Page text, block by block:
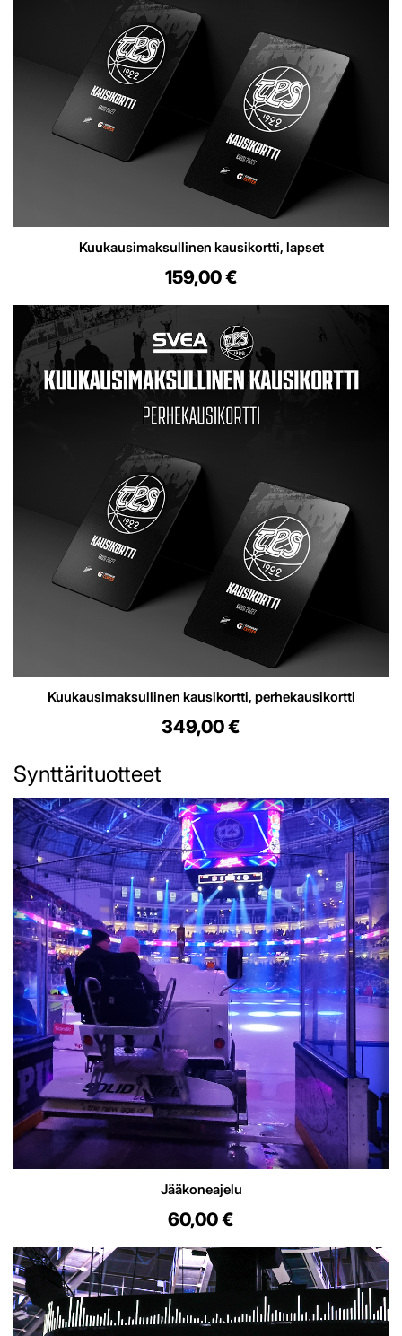
Kuukausimaksullinen kausikortti, lapset
159,00 €
Kuukausimaksullinen kausikortti, perhekausikortti
349,00 €
Synttärituotteet
Jääkoneajelu
60,00 €